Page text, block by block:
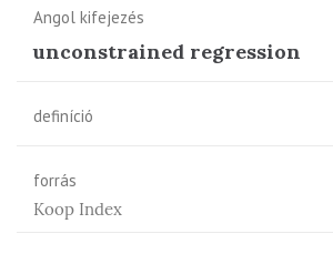
Angol kifejezés
unconstrained regression
definíció
forrás
Koop Index